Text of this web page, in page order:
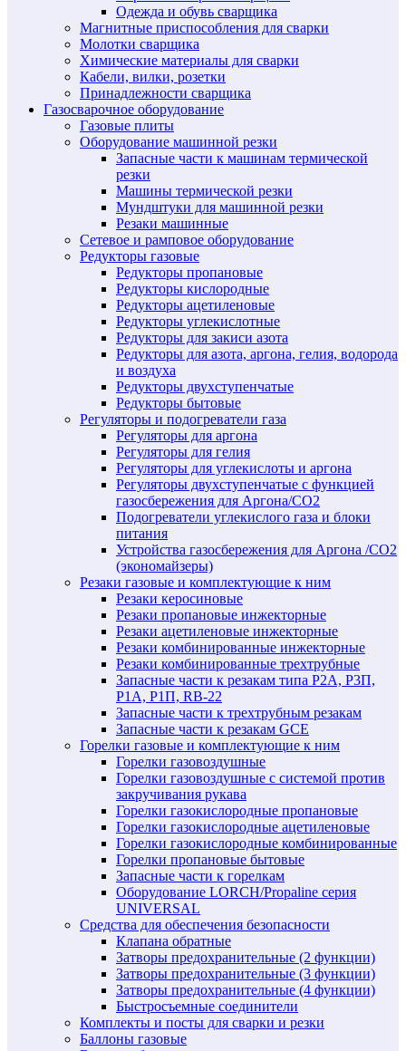
Одежда и обувь сварщика
Магнитные приспособления для сварки
Молотки сварщика
Химические материалы для сварки
Кабели, вилки, розетки
Принадлежности сварщика
Газосварочное оборудование
Газовые плиты
Оборудование машинной резки
Запасные части к машинам термической
резки
Машины термической резки
Мундштуки для машинной резки
Резаки машинные
Сетевое и рамповое оборудование
Редукторы газовые
Редукторы пропановые
Редукторы кислородные
Редукторы ацетиленовые
Редукторы углекислотные
Редукторы для закиси азота
Редукторы для азота, аргона, гелия, водорода
и воздуха
Редукторы двухступенчатые
Редукторы бытовые
Регуляторы и подогреватели газа
Регуляторы для аргона
Регуляторы для гелия
Регуляторы для углекислоты и аргона
Регуляторы двухступенчатые c функцией
газосбережения для Аргона/СО2
Подогреватели углекислого газа и блоки
питания
Устройства газосбережения для Аргона /СО2
(экономайзеры)
Резаки газовые и комплектующие к ним
Резаки керосиновые
Резаки пропановые инжекторные
Резаки ацетиленовые инжекторные
Резаки комбинированные инжекторные
Резаки комбинированные трехтрубные
Запасные части к резакам типа Р2А, Р3П,
Р1А, Р1П, RB-22
Запасные части к трехтрубным резакам
Запасные части к резакам GCE
Горелки газовые и комплектующие к ним
Горелки газовоздушные
Горелки газовоздушные с системой против
закручивания рукава
Горелки газокислородные пропановые
Горелки газокислородные ацетиленовые
Горелки газокислородные комбинированные
Горелки пропановые бытовые
Запасные части к горелкам
Оборудование LORCH/Propaline серия
UNIVERSAL
Средства для обеспечения безопасности
Клапана обратные
Затворы предохранительные (2 функции)
Затворы предохранительные (3 функции)
Затворы предохранительные (4 функции)
Быстросъемные соединители
Комплекты и посты для сварки и резки
Баллоны газовые